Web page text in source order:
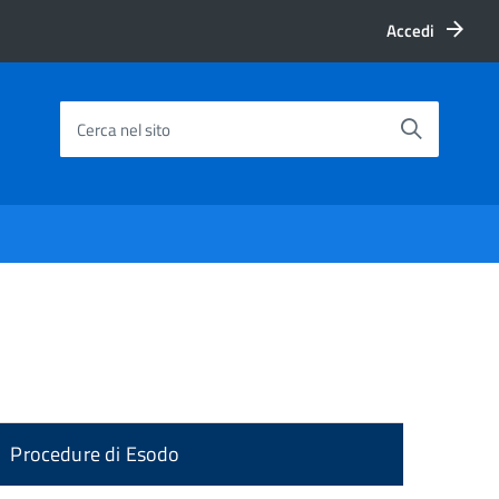
Accedi
Cerca nel sito
Procedure di Esodo